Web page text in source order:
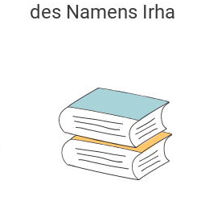
des Namens Irha